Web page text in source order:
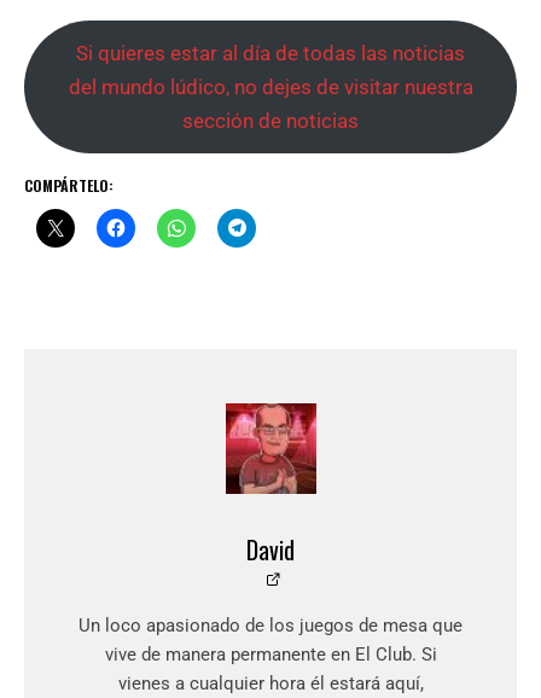
Si quieres estar al día de todas las noticias
del mundo lúdico, no dejes de visitar nuestra
sección de noticias
COMPÁRTELO:
David
Un loco apasionado de los juegos de mesa que
vive de manera permanente en El Club. Si
vienes a cualquier hora él estará aquí,